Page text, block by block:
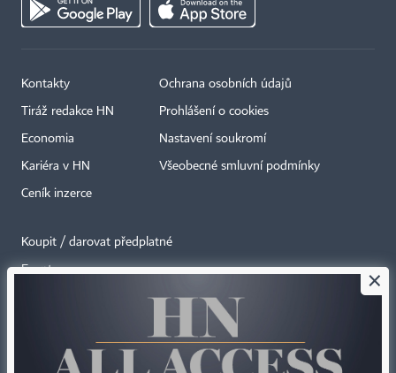
Kontakty
Tiráž redakce HN
Economia
Kariéra v HN
Ceník inzerce
Ochrana osobních údajů
Prohlášení o cookies
Nastavení soukromí
Všeobecné smluvní podmínky
Koupit / darovat předplatné
Eventy ×